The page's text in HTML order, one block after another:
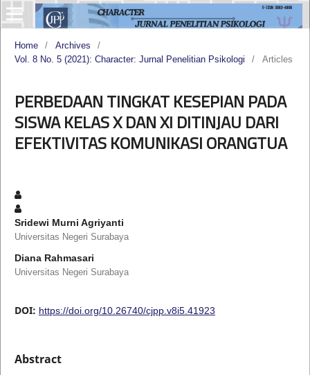
Home / Archives
/
Vol. 8 No. 5 (2021): Character: Jurnal Penelitian Psikologi
/ Articles
PERBEDAAN TINGKAT KESEPIAN PADA
SISWA KELAS X DAN XI DITINJAU DARI
EFEKTIVITAS KOMUNIKASI ORANGTUA
Sridewi Murni Agriyanti
Universitas Negeri Surabaya
Diana Rahmasari
Universitas Negeri Surabaya
DOI: https://doi.org/10.26740/cjpp.v8i5.41923
Abstract